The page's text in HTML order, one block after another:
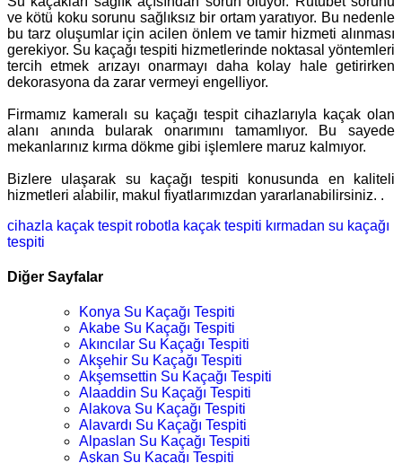
ve kötü koku sorunu sağlıksız bir ortam yaratıyor. Bu nedenle
bu tarz oluşumlar için acilen önlem ve tamir hizmeti alınması
gerekiyor. Su kaçağı tespiti hizmetlerinde noktasal yöntemleri
tercih etmek arızayı onarmayı daha kolay hale getirirken
dekorasyona da zarar vermeyi engelliyor.
Firmamız kameralı su kaçağı tespit cihazlarıyla kaçak olan
alanı anında bularak onarımını tamamlıyor. Bu sayede
mekanlarınız kırma dökme gibi işlemlere maruz kalmıyor.
Bizlere ulaşarak su kaçağı tespiti konusunda en kaliteli
hizmetleri alabilir, makul fiyatlarımızdan yararlanabilirsiniz. .
cihazla kaçak tespitrobotla kaçak tespiti kırmadan su kaçağı
tespiti
Diğer Sayfalar
Konya Su Kaçağı Tespiti
Akabe Su Kaçağı Tespiti
Akıncılar Su Kaçağı Tespiti
Akşehir Su Kaçağı Tespiti
Akşemsettin Su Kaçağı Tespiti
Alaaddin Su Kaçağı Tespiti
Alakova Su Kaçağı Tespiti
Alavardı Su Kaçağı Tespiti
Alpaslan Su Kaçağı Tespiti
Aşkan Su Kaçağı Tespiti